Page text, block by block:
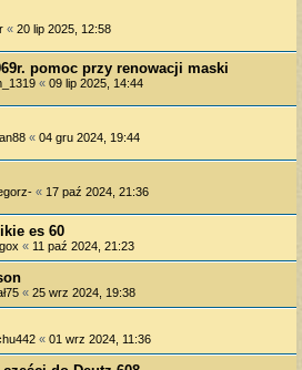
« 20 lip 2025, 12:58
pomoc przy renowacji maski
« 09 lip 2025, 14:44
« 04 gru 2024, 19:44
« 17 paź 2024, 21:36
es 60
« 11 paź 2024, 21:23
« 25 wrz 2024, 19:38
« 01 wrz 2024, 11:36